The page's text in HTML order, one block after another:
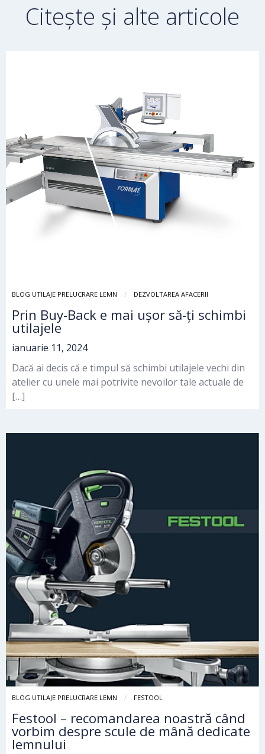
Citește și alte articole
BLOG UTILAJE PRELUCRARE LEMN DEZVOLTAREA AFACERII
Prin Buy-Back e mai ușor să-ți schimbi
utilajele
ianuarie 11, 2024
Dacă ai decis că e timpul să schimbi utilajele vechi din
atelier cu unele mai potrivite nevoilor tale actuale de
[…]
BLOG UTILAJE PRELUCRARE LEMN FESTOOL
Festool – recomandarea noastră când
vorbim despre scule de mână dedicate
lemnului